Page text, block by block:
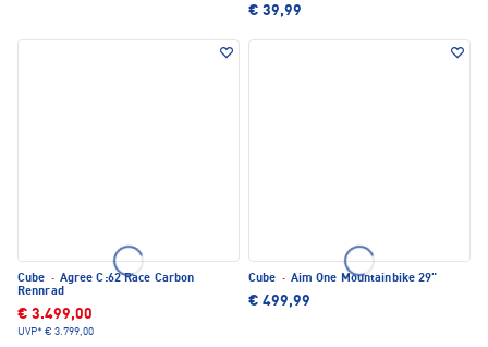
€ 39,99
Cube · Agree C:62 Race Carbon
Rennrad
€ 3.499,00
UVP* € 3.799,00
Cube · Aim One Mountainbike 29"
€ 499,99